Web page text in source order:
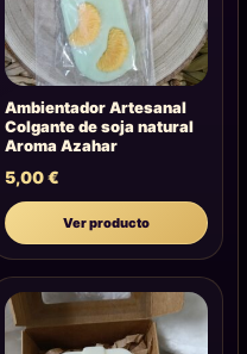
Ambientador Artesanal
Colgante de soja natural
Aroma Azahar
5,00€
Ver producto